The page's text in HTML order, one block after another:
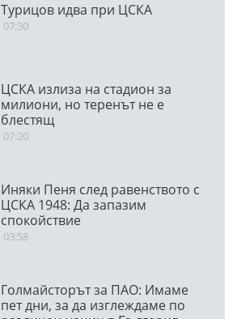
Турицов идва при ЦСКА
07:30
ЦСКА излиза на стадион за
милиони, но теренът не е
блестящ
07:20
Иняки Пеня след равенството с
ЦСКА 1948: Да запазим
спокойствие
03:58
Голмайсторът за ПАО: Имаме
пет дни, за да изглеждаме по